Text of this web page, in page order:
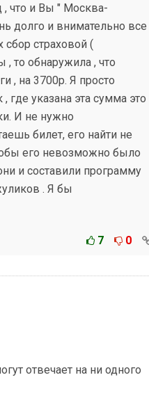
, что и Вы " Москва-
долго и внимательно все
сбор страховой (
, то обнаружила , что
, на 3700р. Я просто
где указана эта сумма это
И не нужно
билет, его найти не
его невозможно было
и составили программу
. Я бы
7 0
отвечает на ни одного